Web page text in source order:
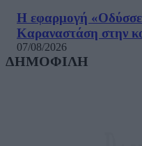
Η εφαρμογή
Καραναστάση στην
07/08/2026
ΔΗΜΟΦΙΛΗ